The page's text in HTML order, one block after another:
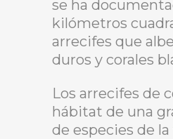
se ha
kilómetros
arrecifes que
duros y corales
Los arrecifes de
hábitat de una
de especies de